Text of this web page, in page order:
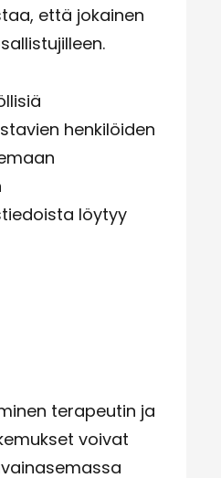
että jokainen
henkilöiden
löytyy
terapeutin ja
voivat